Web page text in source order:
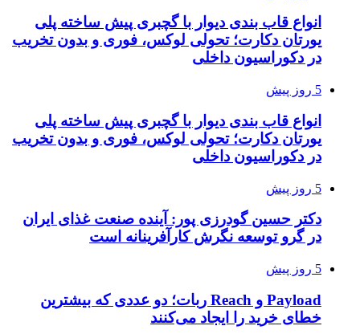
انواع قاب بندی دیوار با گچبری پیش ساخته پلی
یورتان دکارت؛ تحولی لوکس، فوری و بدون تخریب
در دکوراسیون داخلی
5 روز پیش
انواع قاب بندی دیوار با گچبری پیش ساخته پلی
یورتان دکارت؛ تحولی لوکس، فوری و بدون تخریب
در دکوراسیون داخلی
5 روز پیش
دکتر حسین گودرزی پور: آینده صنعت غذای ایران
در گرو توسعه نگرش کارآفرینانه است
5 روز پیش
Payload و Reach ربات؛ دو عددی که بیشترین
خطای خرید را ایجاد می‌کنند